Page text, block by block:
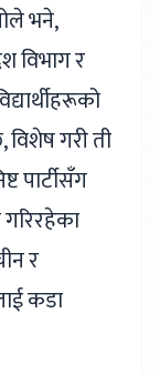
भने,
विभाग र
गरी ती
पार्टीसँग
गरिरहेका
र
कडा